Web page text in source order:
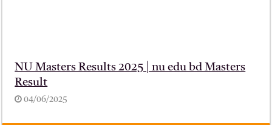
NU Masters Results 2025 | nu edu bd Masters
Result
04/06/2025